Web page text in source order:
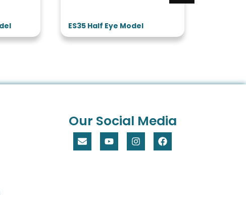
ES35 Half Eye Model
Our Social Media